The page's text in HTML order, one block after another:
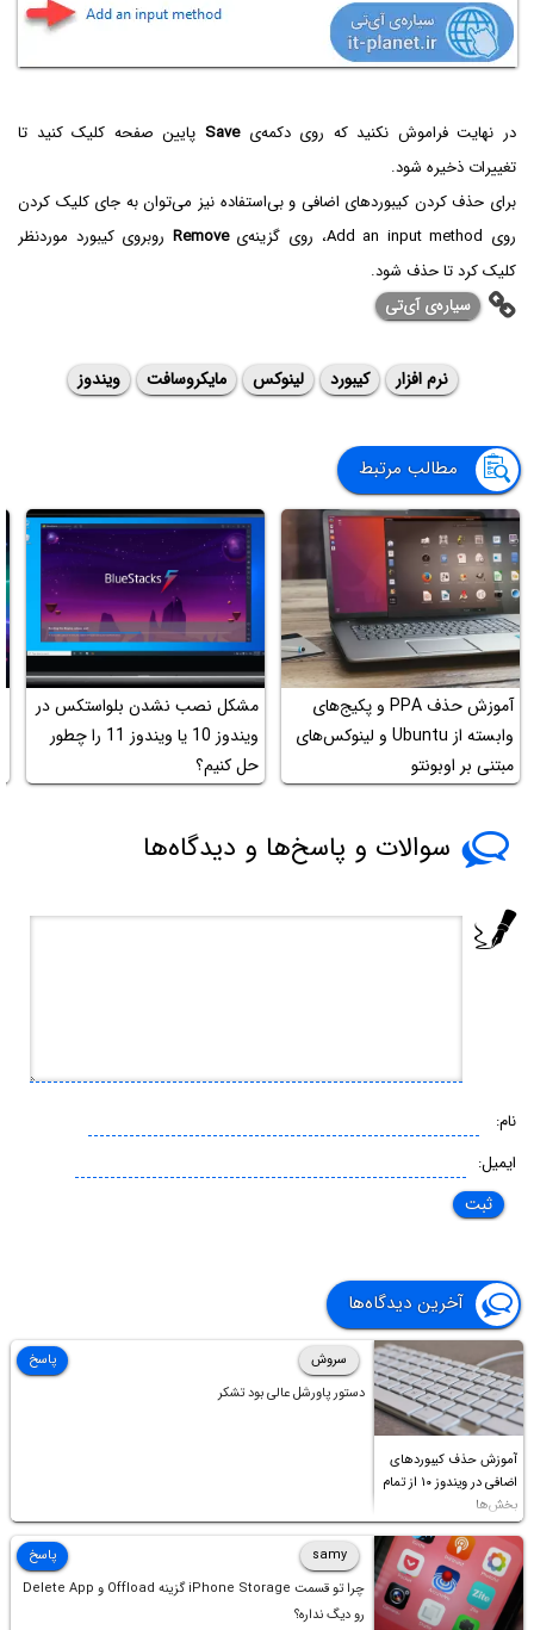
در نهایت فراموش نکنید که روی دکمه‌یSave پایین صفحه کلیک کنید تا
تغییرات ذخیره شود.
برای حذف کردن کیبوردهای اضافی و بی‌استفاده نیز می‌توان به جای کلیک کردن
روی Add an input method، روی گزینه‌ی
Remove روبروی کیبورد موردنظر
کلیک کرد تا حذف شود.
سیاره‌ی ‌آی‌تی
نرم افزار کیبورد لینوکس مایکروسافت ویندوز
مطالب مرتبط
آموزش حذف PPA و پکیج‌های
وابسته از Ubuntu و لینوکس‌های
مبتنی بر اوبونتو
مشکل نصب نشدن بلواستکس در
ویندوز 10 یا ویندوز 11 را چطور
حل کنیم؟
سوالات و پاسخ‌ها و دیدگاه‌ها
نام:
ایمیل:
آخرین دیدگاه‌ها
آموزش حذف کیبوردهای
اضافی در ویندوز ۱۰ از تمام
بخش‌ها
سروش
دستور پاورشل عالی بود تشکر
پاسخ
samy
چرا تو قسمت iPhone Storage گزینه Offload و Delete App
رو دیگ نداره؟
پاسخ